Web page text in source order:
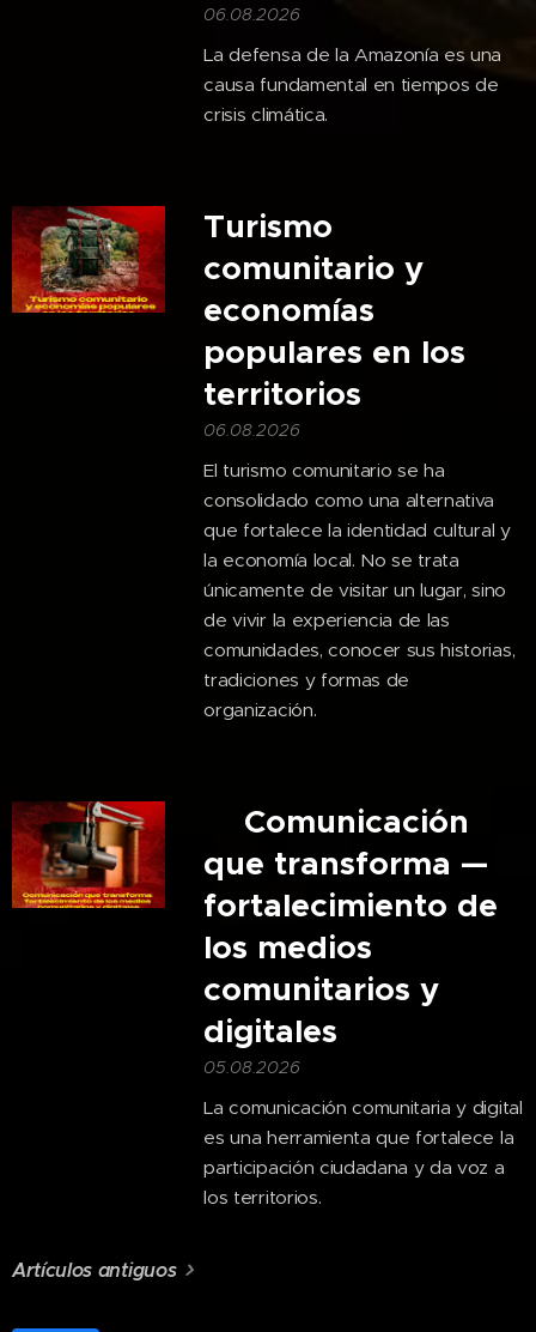
06.08.2026
La defensa de la Amazonía es una
causa fundamental en tiempos de
crisis climática.
Turismo
comunitario y
economías
populares en los
territorios
06.08.2026
El turismo comunitario se ha
consolidado como una alternativa
que fortalece la identidad cultural y
la economía local. No se trata
únicamente de visitar un lugar, sino
de vivir la experiencia de las
comunidades, conocer sus historias,
tradiciones y formas de
organización.
🎙️Comunicación
que transforma —
fortalecimiento de
los medios
comunitarios y
digitales
05.08.2026
La comunicación comunitaria y digital
es una herramienta que fortalece la
participación ciudadana y da voz a
los territorios.
Artículos antiguos